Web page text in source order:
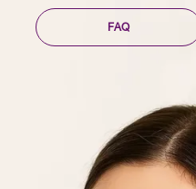
FAQ